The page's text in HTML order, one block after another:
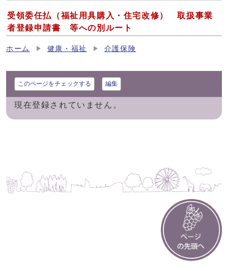
受領委任払（福祉用具購入・住宅改修） 取扱事業
者登録申請書 等への別ルート
ホーム 健康・福祉 介護保険
このページをチェックする 編集
現在登録されていません。